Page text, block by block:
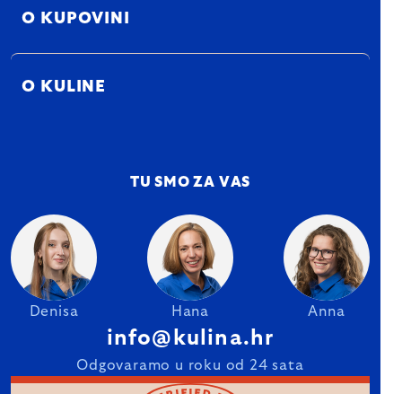
O KUPOVINI
O KULINE
TU SMO ZA VAS
Denisa Hana Anna
info@kulina.hr
Odgovaramo u roku od 24 sata